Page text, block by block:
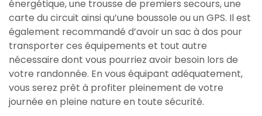
énergétique, une trousse de premiers secours, une
carte du circuit ainsi qu’une boussole ou un GPS. Il est
également recommandé d’avoir un sac à dos pour
transporter ces équipements et tout autre
nécessaire dont vous pourriez avoir besoin lors de
votre randonnée. En vous équipant adéquatement,
vous serez prêt à profiter pleinement de votre
journée en pleine nature en toute sécurité.